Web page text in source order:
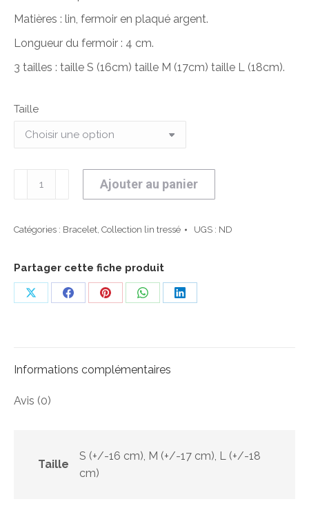
Matières : lin, fermoir en plaqué argent.
Longueur du fermoir : 4 cm.
3 tailles : taille S (16cm) taille M (17cm) taille L (18cm).
Taille
Marina
Ajouter au panier
Catégories : Bracelet, Collection lin tressé UGS : ND
Partager cette fiche produit
PartagerPartagerPartagerPartagerPartager
Informations complémentaires
Avis (0)
Taille
S (+/-16 cm), M (+/-17 cm), L (+/-18
cm)